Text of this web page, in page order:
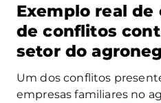
Exemplo real de
de conflitos
setor do
Um dos conflitos
empresas familiares no